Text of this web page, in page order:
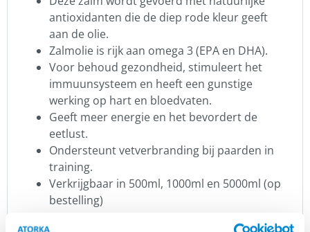
antioxidanten die de diep rode kleur geeft
aan de olie.
Zalmolie is rijk aan omega 3 (EPA en DHA).
Voor behoud gezondheid, stimuleert het
immuunsysteem en heeft een gunstige
werking op hart en bloedvaten.
Geeft meer energie en het bevordert de
eetlust.
Ondersteunt vetverbranding bij paarden in
training.
Verkrijgbaar in 500ml, 1000ml en 5000ml (op
bestelling)